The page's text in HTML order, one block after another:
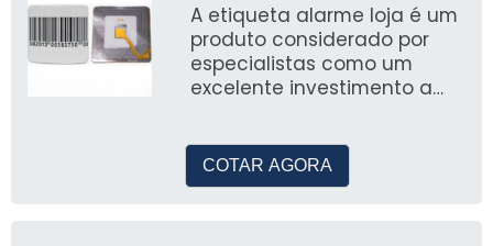
A etiqueta alarme loja é um
produto considerado por
especialistas como um
excelente investimento a
vantagens consid
COTAR AGORA